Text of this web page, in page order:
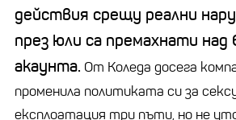
действия срещу реални
през юли са премахнати
акаунта. От Коледа досега
променила политиката си за
експлоатация три пъти, но не